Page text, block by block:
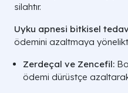
silahtır.
Uyku apnesi bitkisel
ödemini azaltmaya
Zerdeçal ve Zencefil:
ödemi dürüstçe